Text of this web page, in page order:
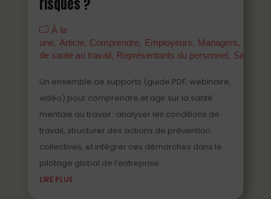
risques ?
À la
une
Article Comprendre Employeurs Managers
de santé au travail
Représentants du personnel Salariés
Un ensemble de supports (guide PDF, webinaire,
vidéo) pour comprendre et agir sur la santé
mentale au travail : analyser les conditions de
travail, structurer des actions de prévention
collectives, et intégrer ces démarches dans le
pilotage global de l’entreprise.
LIRE PLUS